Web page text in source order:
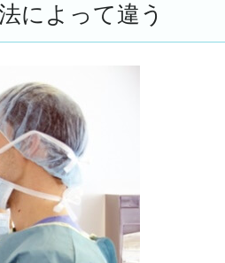
によって違う